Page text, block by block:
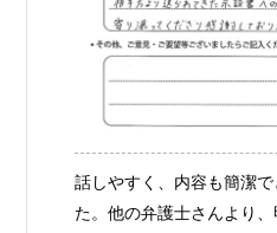
話しやすく、内容も簡潔
た。他の弁護士さんより